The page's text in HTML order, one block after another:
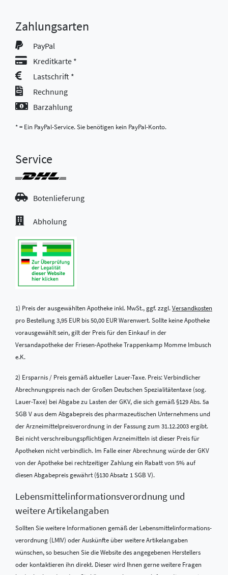
Zahlungsarten
PayPal
Kreditkarte *
Lastschrift *
Rechnung
Barzahlung
* = Ein PayPal-Service. Sie benötigen kein PayPal-Konto.
Service
Botenlieferung
Abholung
1) Preis der ausgewählten Apotheke inkl. MwSt., ggf. zzgl.Versandkosten
pro Bestellung 3,95 EUR bis 50,00 EUR Warenwert. Sollte keine Apotheke
vorausgewählt sein, gilt der Preis für den Einkauf in der
Versandapotheke der Friesen-Apotheke Trappenkamp Momme Imbusch
e.K.
2) Ersparnis / Preis gemäß aktueller Lauer-Taxe. Preis: Verbindlicher
Abrechnungspreis nach der Großen Deutschen Spezialitätentaxe (sog.
Lauer-Taxe) bei Abgabe zu Lasten der GKV, die sich gemäß §129 Abs. 5a
SGB V aus dem Abgabepreis des pharmazeutischen Unternehmens und
der Arzneimittelpreisverordnung in der Fassung zum 31.12.2003 ergibt.
Bei nicht verschreibungspflichtigen Arzneimitteln ist dieser Preis für
Apotheken nicht verbindlich. Im Falle einer Abrechnung würde der GKV
von der Apotheke bei rechtzeitiger Zahlung ein Rabatt von 5% auf
diesen Abgabepreis gewährt (§130 Absatz 1 SGB V).
Lebensmittel­informations­verordnung und
weitere Artikelangaben
Sollten Sie weitere Informationen gemäß der Lebensmittel­informations­
verordnung (LMIV) oder Auskünfte über weitere Artikelangaben
wünschen, so besuchen Sie die Website des angegebenen Herstellers
oder kontaktieren ihn direkt. Dieser wird Ihnen gerne weitere Fragen